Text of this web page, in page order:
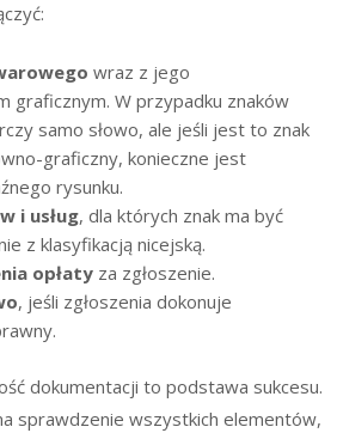
wraz z jego
graficznym. W przypadku znaków
samo słowo, ale jeśli jest to znak
graficzny, konieczne jest
rysunku.
i usług, dla których znak ma być
z klasyfikacją nicejską.
opłaty za zgłoszenie.
, jeśli zgłoszenia dokonuje
dokumentacji to podstawa sukcesu.
sprawdzenie wszystkich elementów,